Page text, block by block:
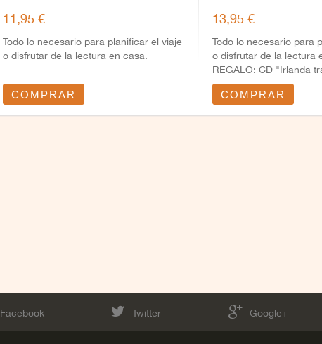
11,95 €
Todo lo necesario para planificar el viaje
o disfrutar de la lectura en casa.
COMPRAR
13,95 €
Todo lo necesario para
o disfrutar de la lectura
REGALO: CD "Irlanda
COMPRAR
Facebook Twitter Google+